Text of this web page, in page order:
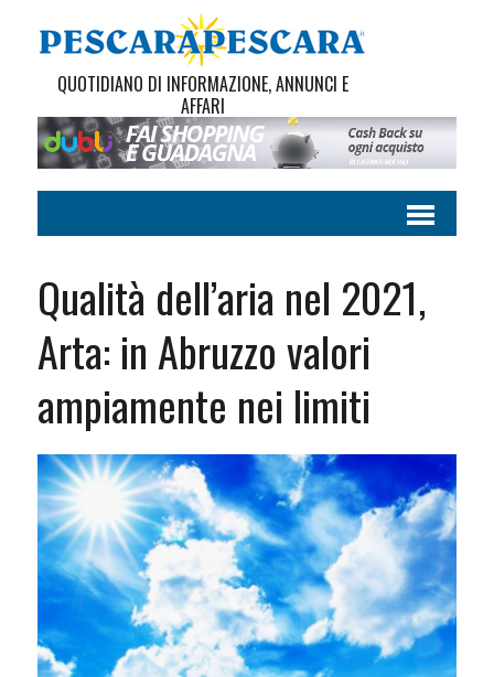
QUOTIDIANO DI INFORMAZIONE, ANNUNCI E
AFFARI
Qualità dell’aria nel 2021,
Arta: in Abruzzo valori
ampiamente nei limiti